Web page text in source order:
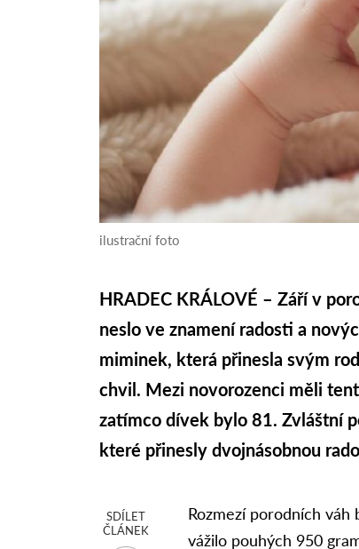
ilustrační foto
HRADEC KRÁLOVÉ – Září v
neslo ve znamení radosti a
miminek, která přinesla svým
chvil. Mezi novorozenci měli
zatímco dívek bylo 81. Zvláštní
které přinesly dvojnásobnou
SDÍLET
ČLÁNEK
Rozmezí porodních
vážilo pouhých 950